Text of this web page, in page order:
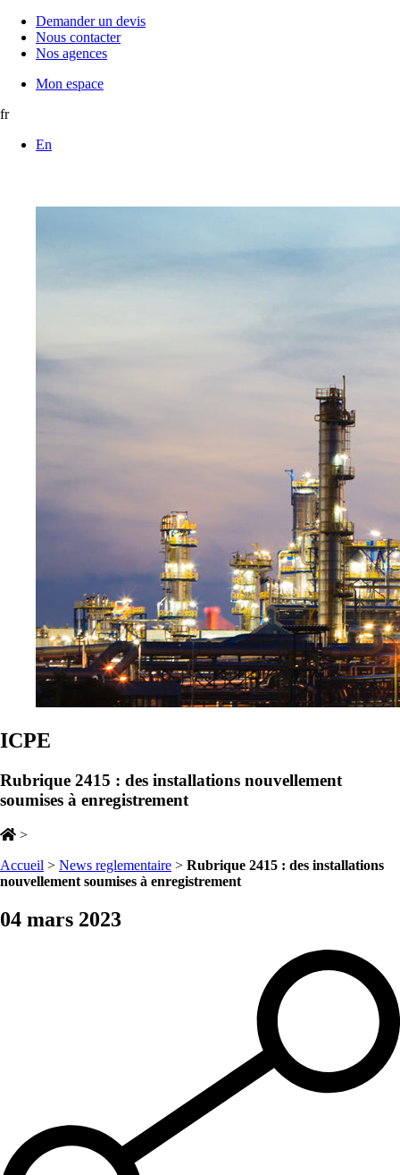
Demander un devis
Nous contacter
Nos agences
Mon espace
fr
En
ICPE
Rubrique 2415 : des installations nouvellement
soumises à enregistrement
>
Accueil > News reglementaire > Rubrique 2415 : des installations
nouvellement soumises à enregistrement
04 mars 2023